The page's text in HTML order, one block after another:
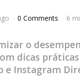
0 Comments 6
o
dicas
e Instagram